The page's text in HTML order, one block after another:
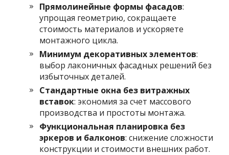
Прямолинейные формы фасадов:
упрощая геометрию, сокращаете
стоимость материалов и ускоряете
монтажного цикла.
Минимум декоративных элементов:
выбор лаконичных фасадных решений без
избыточных деталей.
Стандартные окна без витражных
вставок: экономия за счет массового
производства и простоты монтажа.
Функциональная планировка без
эркеров и балконов: снижение сложности
конструкции и стоимости внешних работ.